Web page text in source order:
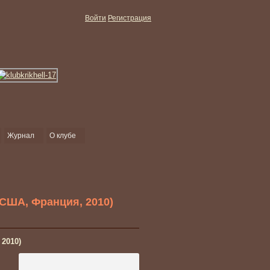
Войти Регистрация
Журнал О клубе
Франция, 2010)